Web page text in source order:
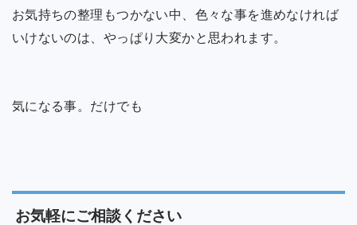
お気持ちの整理もつかない中、色々な事を進めなければ
いけないのは、やっぱり大変かと思われます。
気になる事。だけでも
お気軽にご相談ください